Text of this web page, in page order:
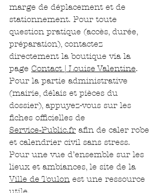
marge de déplacement et de
stationnement. Pour toute
question pratique (accès, durée,
préparation), contactez
directement la boutique via la
page Contact | Louise Valentine.
Pour la partie administrative
(mairie, délais et pièces du
dossier), appuyez-vous sur les
fiches officielles de
Service‑Public.fr afin de caler robe
et calendrier civil sans stress.
Pour une vue d’ensemble sur les
lieux et ambiances, le site de la
Ville de Toulon est une ressource